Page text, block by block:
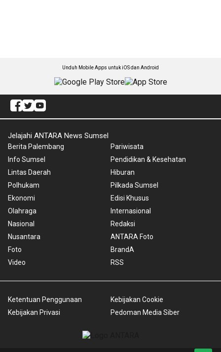
Unduh Mobile Apps untuk iOS dan Android
Jelajahi ANTARA News Sumsel
Berita Palembang
Info Sumsel
Lintas Daerah
Polhukam
Ekonomi
Olahraga
Nasional
Nusantara
Foto
Video
Pariwisata
Pendidikan & Kesehatan
Hiburan
Pilkada Sumsel
Edisi Khusus
Internasional
Redaksi
ANTARA Foto
BrandA
RSS
Ketentuan Penggunaan
Kebijakan Privasi
Kebijakan Cookie
Pedoman Media Siber